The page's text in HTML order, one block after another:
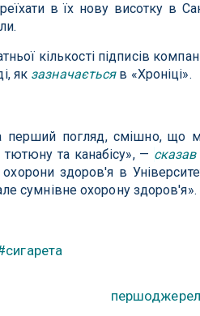
в їх нову висотку в
кількості підписів
як зазначаєтьсяв «Хроніці».
перший погляд, смішно, що
та канабісу», — сказав
здоров'я в
сумнівне охорону здоров'я».